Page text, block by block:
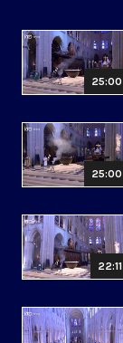
25:00
25:00
22:11